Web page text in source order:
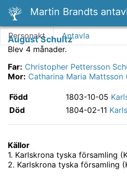
Martin Brandts
Personakt Antavla
August Schultz
Blev 4 månader.
Far: Christopher Pettersson
Mor: Catharina Maria Mattsson
Född 1803-10-05
Död 1804-02-11
Källor
1. Karlskrona tyska församling
2. Karlskrona tyska församling